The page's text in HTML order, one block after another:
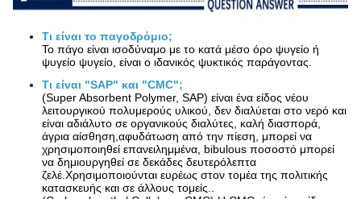
Τι είναι το παγοδρόμιο;
Το πάγο είναι ισοδύναμο με το κατά μέσο όρο ψυγείο ή
ψυγείο ψυγείο, είναι ο ιδανικός ψυκτικός παράγοντας.
Τι είναι "SAP" και "CMC";
(Super Absorbent Polymer, SAP) είναι ένα είδος νέου
λειτουργικού πολυμερούς υλικού, δεν διαλύεται στο νερό και
είναι αδιάλυτο σε οργανικούς διαλύτες, καλή διασπορά,
άγρια αίσθηση,αφυδάτωση από την πίεση, μπορεί να
χρησιμοποιηθεί επανειλημμένα, bibulous ποσοστό μπορεί
να δημιουργηθεί σε δεκάδες δευτερόλεπτα
ζελέ.Χρησιμοποιούνται ευρέως στον τομέα της πολιτικής
κατασκευής και σε άλλους τομείς..